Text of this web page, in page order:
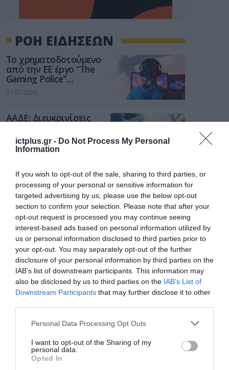
ictplus.gr - Do Not Process My Personal
Information
If you wish to opt-out of the sale, sharing to third parties, or
processing of your personal or sensitive information for
targeted advertising by us, please use the below opt-out
section to confirm your selection. Please note that after your
opt-out request is processed you may continue seeing
interest-based ads based on personal information utilized by
us or personal information disclosed to third parties prior to
your opt-out. You may separately opt-out of the further
disclosure of your personal information by third parties on the
IAB’s list of downstream participants. This information may
also be disclosed by us to third parties on the IAB’s List of
Downstream Participants that may further disclose it to other
Please note that this website/app uses one or more Google
not limited to your visit or usage behaviour. You may click to
grant or deny consent to Google and its third-party tags to
use your data for below specified purposes in below Google
Personal Data Processing Opt Outs
I want to opt-out of the Sharing of my
personal data.
Opted In
ΡΟΗ ΕΙΔΗΣΕΩΝ
Το χρηματοδοτούμενο
από την ΕΕ έργο “The
Gaming Police”
ενισχύει την ασφάλεια
των παιδιών στο
31.07.2026
ΑΑΔΕ: Διευκρινίσεις
παραβάσεις που
αφορούν τους ΦΗΜ
31.07.2026
Σ. Καλαφάτης: «Η
Τεχνητή Νοημοσύνη
δεν είναι απλώς μια
νέα τεχνολογία, είναι
μια νέα βιομηχανική
επανάσταση»
31.07.2026
Νέος οδηγός του ΕΚΤ
για τη χρηματοδότηση
των ελληνικών
επιχειρήσεων στον
χώρο της άμυνας
31.07.2026
Η πιο ταξιδιάρικη
υπογραφή της Xiaomi
31.07.2026
ΟΛΗ Η ΡΟΗ ΕΙΔΗΣΕΩΝ